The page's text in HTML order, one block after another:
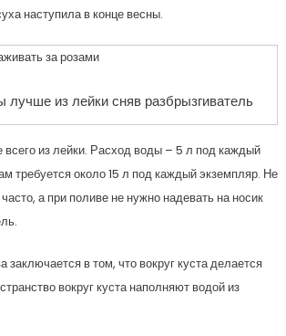
наступила в конце весны.
лучше из лейки сняв разбрызгиватель
из лейки. Расход воды – 5 л под каждый
требуется около 15 л под каждый экземпляр. Не
а при поливе не нужно надевать на носик
заключается в том, что вокруг куста делается
вокруг куста наполняют водой из